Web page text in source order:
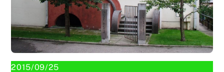
2015/09/25